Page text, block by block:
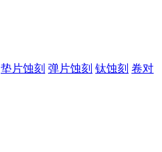
垫片蚀刻 弹片蚀刻 钛蚀刻 卷对